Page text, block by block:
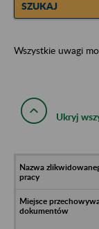
SZUKAJ
Wszystkie uwagi
Ukryj